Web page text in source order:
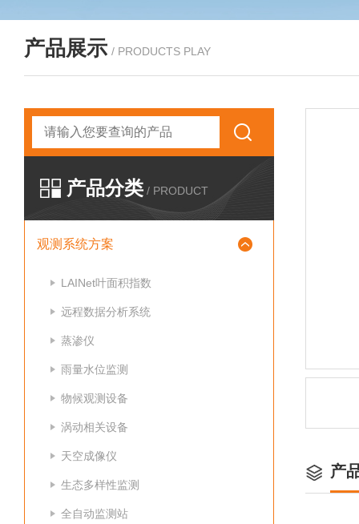
产品展示 / PRODUCTS PLAY
产品分类 / PRODUCT
观测系统方案
LAINet叶面积指数
远程数据分析系统
蒸渗仪
雨量水位监测
物候观测设备
涡动相关设备
天空成像仪
生态多样性监测
全自动监测站
产